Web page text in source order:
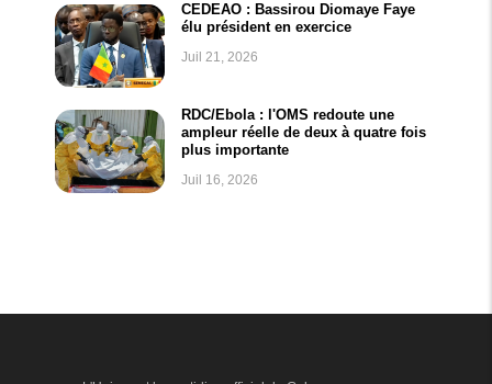
CEDEAO : Bassirou Diomaye Faye
élu président en exercice
Juil 21, 2026
RDC/Ebola : l'OMS redoute une
ampleur réelle de deux à quatre fois
plus importante
Juil 16, 2026